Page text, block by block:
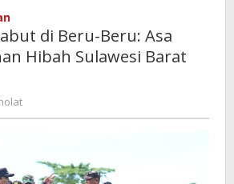
Beru:
Asa
Barat
di Beru-Beru: Asa
Hibah Sulawesi Barat